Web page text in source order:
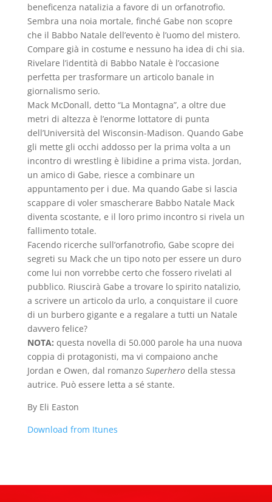
beneficenza natalizia a favore di un orfanotrofio.
Sembra una noia mortale, finché Gabe non scopre
che il Babbo Natale dell’evento è l’uomo del mistero.
Compare già in costume e nessuno ha idea di chi sia.
Rivelare l’identità di Babbo Natale è l’occasione
perfetta per trasformare un articolo banale in
giornalismo serio.
Mack McDonall, detto “La Montagna”, a oltre due
metri di altezza è l’enorme lottatore di punta
dell’Università del Wisconsin-Madison. Quando Gabe
gli mette gli occhi addosso per la prima volta a un
incontro di wrestling è libidine a prima vista. Jordan,
un amico di Gabe, riesce a combinare un
appuntamento per i due. Ma quando Gabe si lascia
scappare di voler smascherare Babbo Natale Mack
diventa scostante, e il loro primo incontro si rivela un
fallimento totale.
Facendo ricerche sull’orfanotrofio, Gabe scopre dei
segreti su Mack che un tipo noto per essere un duro
come lui non vorrebbe certo che fossero rivelati al
pubblico. Riuscirà Gabe a trovare lo spirito natalizio,
a scrivere un articolo da urlo, a conquistare il cuore
di un burbero gigante e a regalare a tutti un Natale
davvero felice?
NOTA: questa novella di 50.000 parole ha una nuova
coppia di protagonisti, ma vi compaiono anche
Jordan e Owen, dal romanzo Superherodella stessa
autrice. Può essere letta a sé stante.
By Eli Easton
Download from Itunes